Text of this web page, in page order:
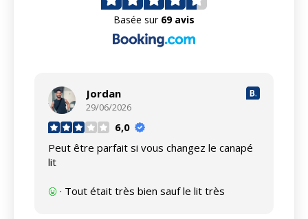
Basée sur 69 avis
Jordan
29/06/2026
6,0
Peut être parfait si vous changez le canapé
lit
· Tout était très bien sauf le lit très